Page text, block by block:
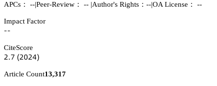
APCs： --|Peer-Review： -- |Author's Rights：--|OA License： --
Impact Factor
--
CiteScore
缗.篫 (缗蔡缗鋺)
Article Count13,317